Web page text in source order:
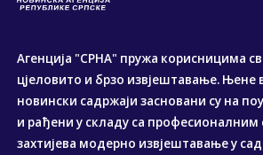
Агенција "СРНА" пружа корисницима
цјеловито и брзо извјештавање. Њене
новински садржаји засновани су на
и рађени у складу са професионалним
захтијева модерно извјештавање у